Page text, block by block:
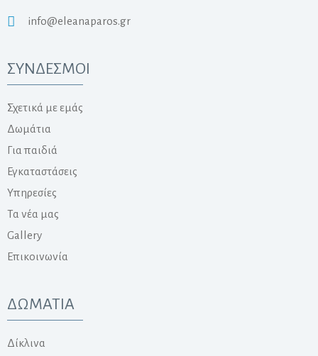
info@eleanaparos.gr
ΣΥΝΔΕΣΜΟΙ
Σχετικά με εμάς
Δωμάτια
Για παιδιά
Εγκαταστάσεις
Υπηρεσίες
Τα νέα μας
Gallery
Επικοινωνία
ΔΩΜΑΤΙΑ
Δίκλινα